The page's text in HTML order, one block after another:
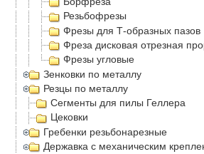
Резьбофрезы
Фрезы для Т-образных пазов
Фреза дисковая отрезная
Фрезы угловые
Зенковки по металлу
Резцы по металлу
Сегменты для пилы Геллера
Цековки
Гребенки резьбонарезные
Державка с механическим